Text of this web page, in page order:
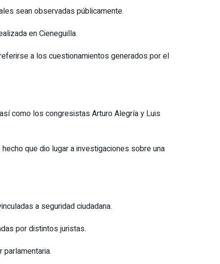
sean observadas públicamente.
en Cieneguilla.
a los cuestionamientos generados por el
como los congresistas Arturo Alegría y Luis
que dio lugar a investigaciones sobre una
a seguridad ciudadana.
por distintos juristas.